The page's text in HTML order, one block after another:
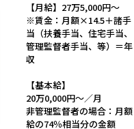
【月給】27万5,000円～
※賃金：月額×14.5＋諸手
当（扶養手当、住宅手当、
管理監督者手当、等）＝年
収
【基本給】
20万0,000円～／月
非管理監督者の場合：月額
給の74％相当分の金額